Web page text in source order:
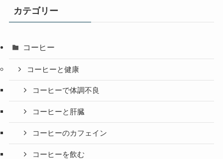
カテゴリー
コーヒー
コーヒーと健康
コーヒーで体調不良
コーヒーと肝臓
コーヒーのカフェイン
コーヒーを飲む